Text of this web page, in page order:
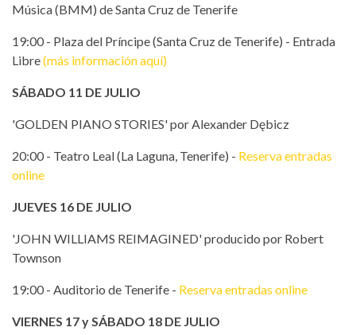
Música (BMM) de Santa Cruz de Tenerife
19:00 - Plaza del Príncipe (Santa Cruz de Tenerife) - Entrada
Libre(más información aquí)
SÁBADO 11 DE JULIO
'GOLDEN PIANO STORIES' por Alexander Dębicz
20:00 - Teatro Leal (La Laguna, Tenerife) - Reserva entradas
online
JUEVES 16 DE JULIO
'JOHN WILLIAMS REIMAGINED' producido por Robert
Townson
19:00 - Auditorio de Tenerife - Reserva entradas online
VIERNES 17 y SÁBADO 18 DE JULIO